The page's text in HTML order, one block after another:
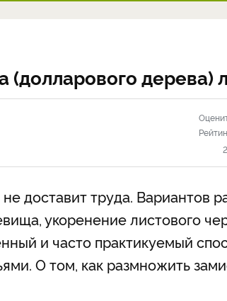
дерева)
доставит труда. Вариантов
укоренение листового
и часто практикуемый
О том, как размножить